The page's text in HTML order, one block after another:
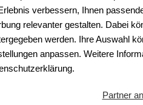
verbessern, Ihnen
relevanter gestalten. Dabei
werden. Ihre Auswahl
anpassen. Weitere
Partner